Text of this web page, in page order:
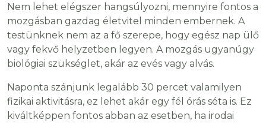
Nem lehet elégszer hangsúlyozni, mennyire fontos a
mozgásban gazdag életvitel minden embernek. A
testünknek nem az a fő szerepe, hogy egész nap ülő
vagy fekvő helyzetben legyen. A mozgás ugyanúgy
biológiai szükséglet, akár az evés vagy alvás.
Naponta szánjunk legalább 30 percet valamilyen
fizikai aktivitásra, ez lehet akár egy fél órás séta is. Ez
kiváltképpen fontos abban az esetben, ha irodai